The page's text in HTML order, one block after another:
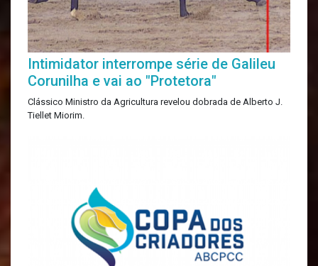
Intimidator interrompe série de Galileu
Corunilha e vai ao "Protetora"
Clássico Ministro da Agricultura revelou dobrada de Alberto J.
Tiellet Miorim.